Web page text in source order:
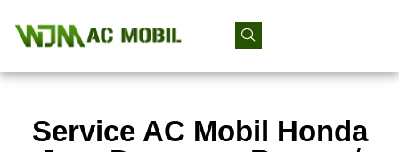
Service AC Mobil Honda